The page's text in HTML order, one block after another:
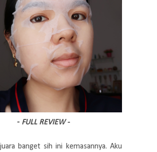
- FULL REVIEW -
juara banget sih ini kemasannya. Aku